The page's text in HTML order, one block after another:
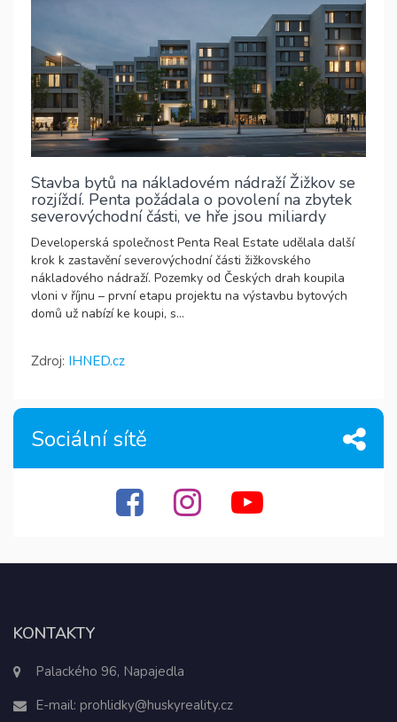
Stavba bytů na nákladovém nádraží Žižkov se
rozjíždí. Penta požádala o povolení na zbytek
severovýchodní části, ve hře jsou miliardy
Developerská společnost Penta Real Estate udělala další
krok k zastavění severovýchodní části žižkovského
nákladového nádraží. Pozemky od Českých drah koupila
vloni v říjnu – první etapu projektu na výstavbu bytových
domů už nabízí ke koupi, s...
Zdroj: IHNED.cz
Sociální sítě
KONTAKTY
Palackého 96, Napajedla
E-mail: prohlidky@huskyreality.cz